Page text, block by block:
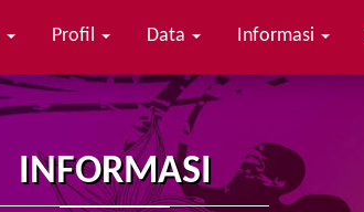
Profil Data Informasi
INFORMASI